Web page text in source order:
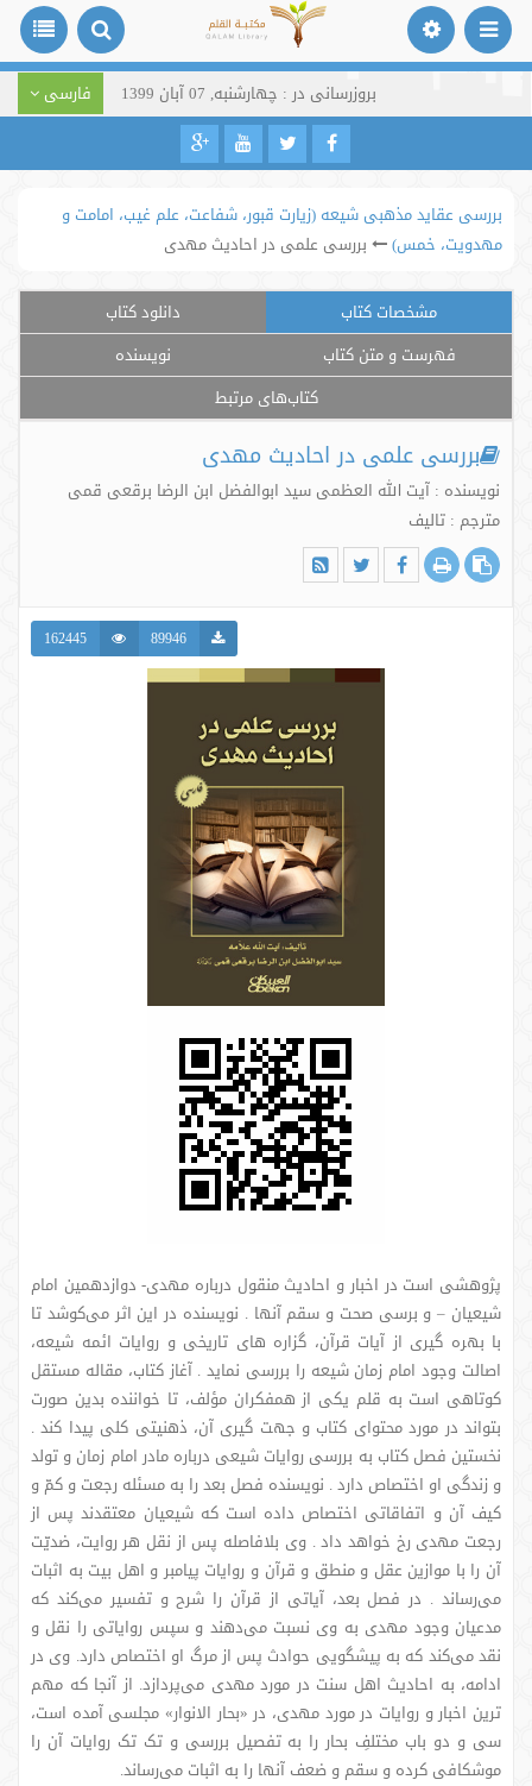
بروزرسانی در : چهارشنبه, 07 آبان 1399 فارسی
بررسی عقاید مذهبی شیعه (زیارت قبور، شفاعت، علم غیب، امامت و
مهدویت، خمس)
بررسی علمی در احادیث مهدی
مشخصات کتاب
دانلود کتاب
فهرست و متن کتاب
نویسنده
کتاب‌های مرتبط
بررسی علمی در احادیث مهدی
نویسنده : آیت الله العظمی سید ابوالفضل ابن الرضا برقعی قمی
مترجم : تالیف
89946
162445
پژوهشی است در اخبار و احادیث منقول درباره مهدی- دوازدهمین امام
شیعیان – و برسی صحت و سقم آنها . نویسنده در این اثر می‌کوشد تا
با بهره گیری از آیات قرآن، گزاره های تاریخی و روایات ائمه شیعه،
اصالت وجود امام زمان شیعه را بررسی نماید . آغاز کتاب، مقاله مستقل
کوتاهی است به قلم یکی از همفکران مؤلف، تا خواننده بدین صورت
بتواند در مورد محتوای کتاب و جهت گیری آن، ذهنیتی کلی پیدا کند .
نخستین فصل کتاب به بررسی روایات شیعی درباره مادر امام زمان و تولد
و زندگی او اختصاص دارد . نویسنده فصل بعد را به مسئله رجعت و کمّ و
کیف آن و اتفاقاتی اختصاص داده است که شیعیان معتقدند پس از
رجعت مهدی رخ خواهد داد . وی بلافاصله پس از نقل هر روایت، ضدیّت
آن را با موازین عقل و منطق و قرآن و روایات پیامبر و اهل بیت به اثبات
می‌رساند . در فصل بعد، آیاتی از قرآن را شرح و تفسیر می‌کند که
مدعیان وجود مهدی به وی نسبت می‌دهند و سپس روایاتی را نقل و
نقد می‌کند که به پیشگویی حوادث پس از مرگ او اختصاص دارد. وی در
ادامه، به احادیث اهل سنت در مورد مهدی می‌پردازد. از آنجا که مهم
ترین اخبار و روایات در مورد مهدی، در «بحار الانوار» مجلسی آمده است،
سی و دو باب مختلفِ بحار را به تفصیل بررسی و تک تک روایات آن را
موشکافی کرده و سقم و ضعف آنها را به اثبات می‌رساند.